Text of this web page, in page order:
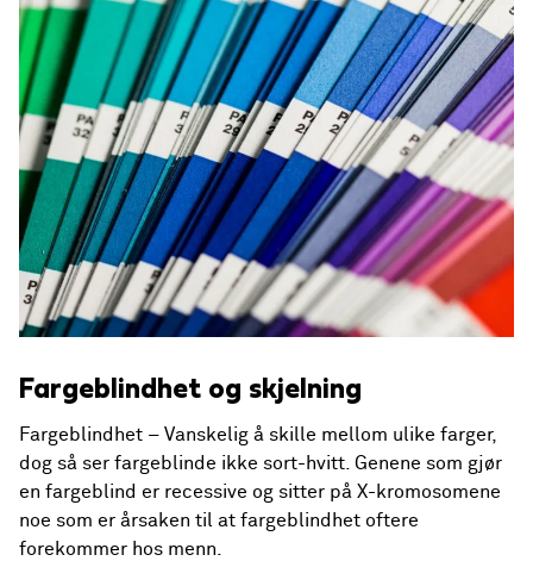
Fargeblindhet og skjelning
Fargeblindhet – Vanskelig å skille mellom ulike farger,
dog så ser fargeblinde ikke sort-hvitt. Genene som gjør
en fargeblind er recessive og sitter på X-kromosomene
noe som er årsaken til at fargeblindhet oftere
forekommer hos menn.